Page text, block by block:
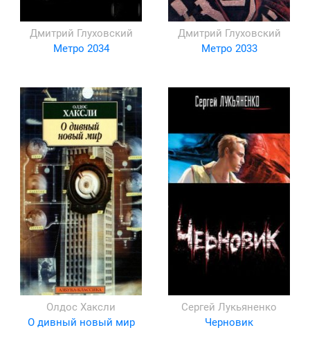
Дмитрий Глуховский
Метро 2034
Дмитрий Глуховский
Метро 2033
Олдос Хаксли
О дивный новый мир
Сергей Лукьяненко
Черновик